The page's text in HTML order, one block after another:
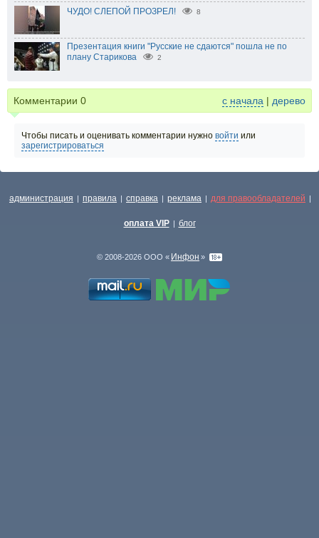
ЧУДО! СЛЕПОЙ ПРОЗРЕЛ! 8
Презентация книги "Русские не сдаются" пошла не по
плану Старикова
2
Комментарии 0 с начала | дерево
Чтобы писать и оценивать комментарии нужно войти или
зарегистрироваться
администрация | правила | справка | реклама | для правообладателей |
оплата VIP | блог
© 2008-2026 ООО « Инфон »